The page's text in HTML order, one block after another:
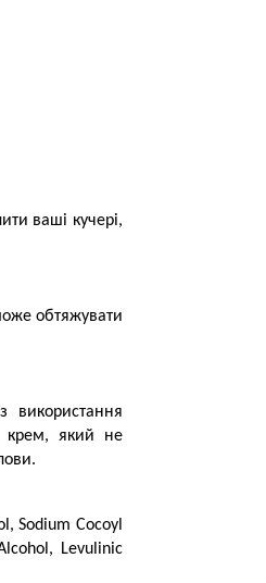
ваші кучері,
обтяжувати
використання
крем, який не
Sodium Cocoyl
Levulinic